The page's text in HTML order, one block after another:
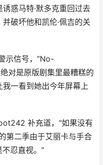
惑马特·默多克重回过去
破坏他和凯伦·佩吉的关
示信号，”No-
对是原版剧集里最糟糕的
一看到她出今年屏幕上
补充道，“如果没有
第二季由于艾丽卡与手合
忍直视。”